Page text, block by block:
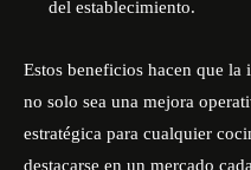
del establecimiento.
Estos beneficios hacen que
no solo sea una mejora
estratégica para cualquier
destacarse en un mercado